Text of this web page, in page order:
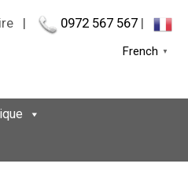
| 0972 567 567 |
French ▼